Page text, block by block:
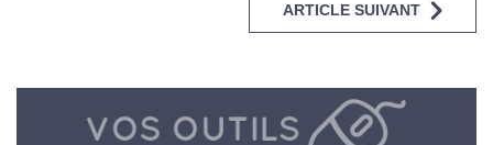
ARTICLE SUIVANT